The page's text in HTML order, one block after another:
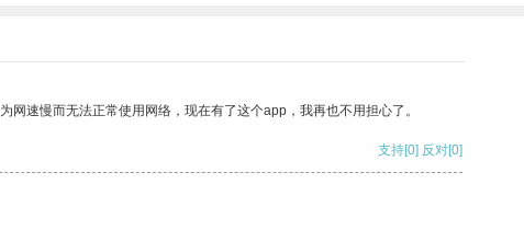
速慢而无法正常使用网络，现在有了这个app，我再也不用担心了。
支持[0] 反对[0]